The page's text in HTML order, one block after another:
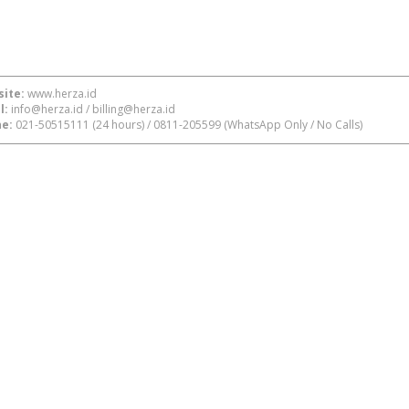
www.herza.id
info@herza.id / billing@herza.id
021-50515111 (24 hours) / 0811-205599 (WhatsApp Only / No Calls)